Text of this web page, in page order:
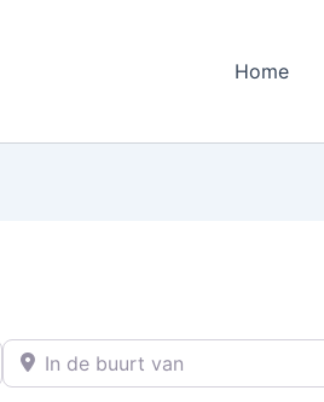
Home
In de buurt van